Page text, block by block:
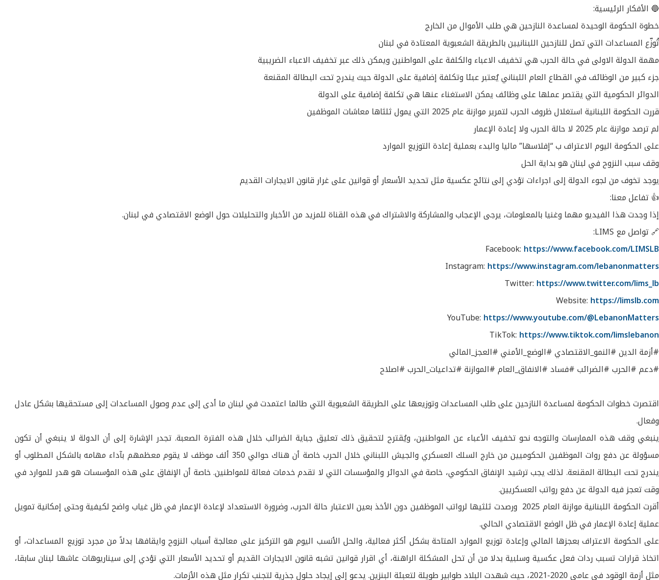
🔵 الأفكار الرئيسية:
خطوة الحكومة الوحيدة لمساعدة النازحين هي طلب الأموال من الخارج
تُوزّع المساعدات التي تصل للنازحين اللبنانيين بالطريقة الشعبوية المعتادة في لبنان
مهمة الدولة الاولى في حالة الحرب هي تخفيف الاعباء والكلفة على المواطنين ويمكن ذلك عبر تخفيف الاعباء الضريبية
جزء كبير من الوظائف في القطاع العام اللبناني يُعتبر عبئا وتكلفة إضافية على الدولة حيث يندرج تحت البطالة المقنعة
الدوائر الحكومية التي يقتصر عملها على وظائف يمكن الاستغناء عنها هي تكلفة إضافية على الدولة
قررت الحكومة اللبنانية استغلال ظروف الحرب لتمرير موازنة عام 2025 التي يمول ثلثاها معاشات الموظفين
لم ترصد موازنة عام 2025 لا حالة الحرب ولا إعادة الإعمار
على الحكومة اليوم الاعتراف ب “إفلاسها” ماليا والبدء بعملية إعادة التوزيع الموارد
وقف سبب النزوح في لبنان هو بداية الحل
يوجد تخوف من لجوء الدولة إلى اجراءات تؤدي إلى نتائج عكسية مثل تحديد الأسعار أو قوانين على غرار قانون الايجارات القديم
👍 تفاعل معنا:
إذا وجدت هذا الفيديو مهما وغنيا بالمعلومات، يرجى الإعجاب والمشاركة والاشتراك في هذه القناة للمزيد من الأخبار والتحليلات حول الوضع الاقتصادي في لبنان.
🔗 تواصل مع LIMS:
Facebook: https://www.facebook.com/LIMSLB
Instagram: https://www.instagram.com/lebanonmatters
Twitter: https://www.twitter.com/lims_lb
Website: https://limslb.com
YouTube: https://www.youtube.com/@LebanonMatters
TikTok: https://www.tiktok.com/limslebanon
#أزمة الدين #النمو_الاقتصادي #الوضع_الأمني #العجز_المالي
#دعم #الحرب #الضرائب #فساد #الانفاق_العام #الموازنة #تداعيات_الحرب #اصلاح
اقتصرت خطوات الحكومة لمساعدة النازحين على طلب المساعدات وتوزيعها على الطريقة الشعبوية التي طالما اعتمدت في لبنان ما أدى إلى عدم وصول المساعدات إلى مستحقيها بشكل عادل
وفعال.
ينبغي وقف هذه الممارسات والتوجه نحو تخفيف الأعباء عن المواطنين، ويُقترح لتحقيق ذلك تعليق جباية الضرائب خلال هذه الفترة الصعبة. تجدر الإشارة إلى أن الدولة لا ينبغي أن تكون
مسؤولة عن دفع روات الموظفين الحكوميين من خارج السلك العسكري والجيش اللبناني خلال الحرب خاصة أن هناك حوالي 350 ألف موظف لا يقوم معظمهم بآداء مهامه بالشكل المطلوب أو
يندرج تحت البطالة المقنعة. لذلك يجب ترشيد الإنفاق الحكومي، خاصة في الدوائر والمؤسسات التي لا تقدم خدمات فعالة للمواطنين. خاصة أن الإنفاق على هذه المؤسسات هو هدر للموارد في
وقت تعجز فيه الدولة عن دفع رواتب العسكريين.
أقرت الحكومة اللبنانية موازنة العام 2025 ورصدت ثلثيها لرواتب الموظفين دون الأخذ بعين الاعتبار حالة الحرب، وضرورة الاستعداد لإعادة الإعمار في ظل غياب واضح لكيفية وحتى إمكانية تمويل
عملية إعادة الإعمار في ظل الوضع الاقتصادي الحالي.
على الحكومة الاعتراف بعجزها المالي وإعادة توزيع الموارد المتاحة بشكل أكثر فعالية، والحل الأنسب اليوم هو التركيز على معالجة أسباب النزوح وايقافها بدلاً من مجرد توزيع المساعدات، أو
اتخاذ قرارات تسبب ردات فعل عكسية وسلبية بدلا من أن تحل المشكلة الراهنة، أي اقرار قوانين تشبه قانون الايجارات القديم أو تحديد الأسعار التي تؤدي إلى سيناريوهات عاشها لبنان سابقا،
مثل أزمة الوقود في عامي 2020-2021، حيث شهدت البلاد طوابير طويلة لتعبئة البنزين. يدعو إلى إيجاد حلول جذرية لتجنب تكرار مثل هذه الأزمات.